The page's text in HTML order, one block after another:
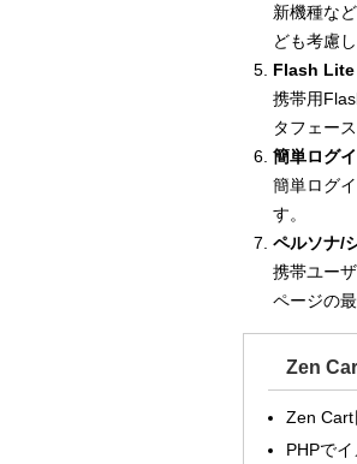
新機種な
ども考慮
Flash Lite
携帯用
タフェー
簡単ログ
簡単ログ
す。
ペルソナ/
携帯ユー
ページの
Zen
Zen Cart
PHPで